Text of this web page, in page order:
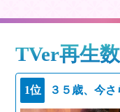
TVer再生
1位